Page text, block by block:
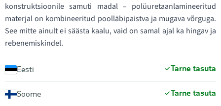
konstruktsioonile samuti madal – polüuretaanlamineeritud
materjal on kombineeritud poolläbipaistva ja mugava võrguga.
See mitte ainult ei säästa kaalu, vaid on samal ajal ka hingav ja
rebenemiskindel.
Eesti Tarne tasuta
Soome Tarne tasuta